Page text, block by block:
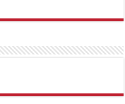
MatadorbetMariobet